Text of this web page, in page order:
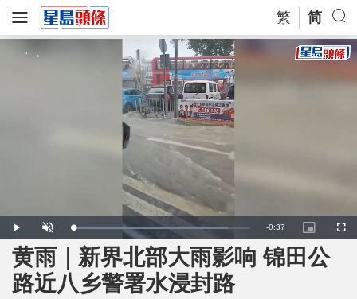
繁 简
P
l
a
y
U
n
m
u
t
e
L
o
a
d
e
d
:
8
7
R
e
-0:37
P
i
t
u
F
u
黄雨｜新界北部大雨影响 锦田公
路近八乡警署水浸封路